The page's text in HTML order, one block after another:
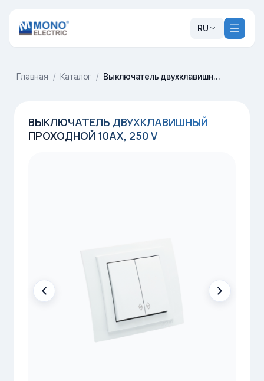
RU
Главная / Каталог / Выключатель двухклавишный проходной 10AX, 250 V
ВЫКЛЮЧАТЕЛЬ ДВУХКЛАВИШНЫЙ
ПРОХОДНОЙ 10AX, 250 V